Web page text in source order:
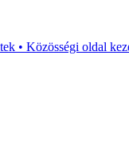
• Közösségi oldal